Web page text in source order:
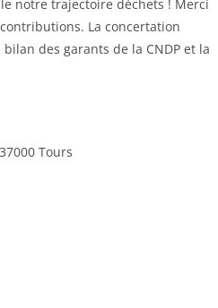
notre trajectoire déchets ! Merci
La concertation
des garants de la CNDP et la
Tours